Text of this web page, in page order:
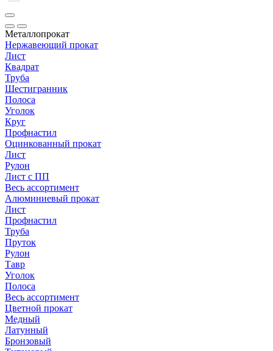
Металлопрокат
Нержавеющий прокат
Лист
Квадрат
Труба
Шестигранник
Полоса
Уголок
Круг
Профнастил
Оцинкованный прокат
Лист
Рулон
Лист с ПП
Весь ассортимент
Алюминиевый прокат
Лист
Профнастил
Труба
Пруток
Рулон
Тавр
Уголок
Полоса
Весь ассортимент
Цветной прокат
Медный
Латунный
Бронзовый